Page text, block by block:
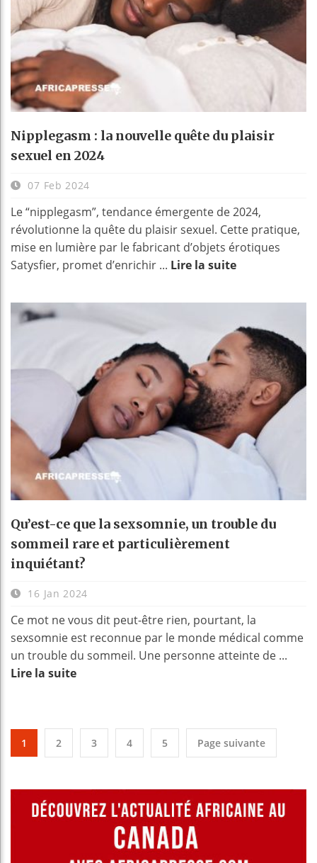
Nipplegasm : la nouvelle quête du plaisir
sexuel en 2024
07 Feb 2024
Le “nipplegasm”, tendance émergente de 2024,
révolutionne la quête du plaisir sexuel. Cette pratique,
mise en lumière par le fabricant d’objets érotiques
Satysfier, promet d’enrichir ... Lire la suite
Qu’est-ce que la sexsomnie, un trouble du
sommeil rare et particulièrement
inquiétant?
16 Jan 2024
Ce mot ne vous dit peut-être rien, pourtant, la
sexsomnie est reconnue par le monde médical comme
un trouble du sommeil. Une personne atteinte de ...
Lire la suite
1 2 3 4 5 Page suivante